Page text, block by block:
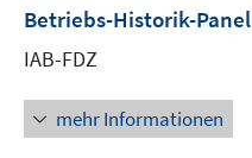
Betriebs-Historik-Panel
IAB-FDZ
mehr Informationen